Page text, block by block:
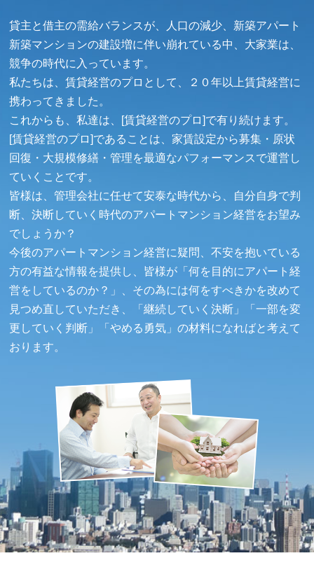
貸主と借主の需給バランスが、人口の減少、新築アパート
新築マンションの建設増に伴い崩れている中、大家業は、
競争の時代に入っています。
私たちは、賃貸経営のプロとして、２０年以上賃貸経営に
携わってきました。
これからも、私達は、[賃貸経営のプロ]で有り続けます。
[賃貸経営のプロ]であることは、家賃設定から募集・原状
回復・大規模修繕・管理を最適なパフォーマンスで運営し
ていくことです。
皆様は、管理会社に任せて安泰な時代から、自分自身で判
断、決断していく時代のアパートマンション経営をお望み
でしょうか？
今後のアパートマンション経営に疑問、不安を抱いている
方の有益な情報を提供し、皆様が「何を目的にアパート経
営をしているのか？」、その為には何をすべきかを改めて
見つめ直していただき、「継続していく決断」「一部を変
更していく判断」「やめる勇気」の材料になればと考えて
おります。